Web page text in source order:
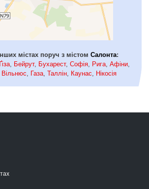
містах поруч з містом Салонта:
Ґіза Бейрут, Бухарест, Софія Рига Афіни
Вільнюс Газа Таллін Каунас Нікосія